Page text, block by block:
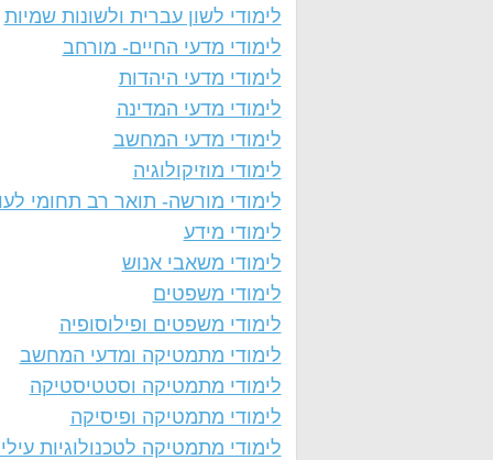
לימודי לשון עברית ולשונות שמיות
לימודי מדעי החיים- מורחב
לימודי מדעי היהדות
לימודי מדעי המדינה
לימודי מדעי המחשב
לימודי מוזיקולוגיה
לימודי מורשה- תואר רב תחומי
לימודי מידע
לימודי משאבי אנוש
לימודי משפטים
לימודי משפטים ופילוסופיה
לימודי מתמטיקה ומדעי המחשב
לימודי מתמטיקה וסטטיסטיקה
לימודי מתמטיקה ופיסיקה
לימודי מתמטיקה לטכנולוגיות